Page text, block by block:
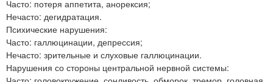
Часто: потеря аппетита, анорексия;
Нечасто: дегидратация.
Психические нарушения:
Часто: галлюцинации, депрессия;
Нечасто: зрительные и слуховые галлюцинации.
Нарушения со стороны центральной нервной системы: